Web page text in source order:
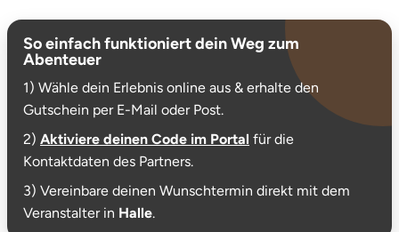
So einfach funktioniert dein Weg zum
Abenteuer
1) Wähle dein Erlebnis online aus & erhalte den
Gutschein per E-Mail oder Post.
2) Aktiviere deinen Code im Portal für die
Kontaktdaten des Partners.
3) Vereinbare deinen Wunschtermin direkt mit dem
Veranstalter in Halle.